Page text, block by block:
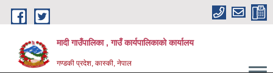
Skip to main content
मादी गाउँपालिका , गाउँ कार्यपालिकाको कार्यालय
गण्डकी प्रदेश, कास्की, नेपाल